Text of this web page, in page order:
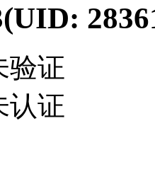
(UID:
验证
认证